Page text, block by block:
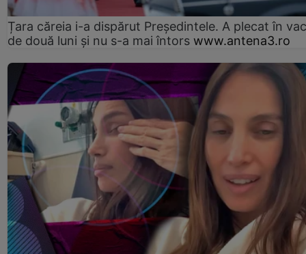
Țara căreia i-a dispărut Președintele. A plecat în
de două luni și nu s-a mai întors www.antena3.ro